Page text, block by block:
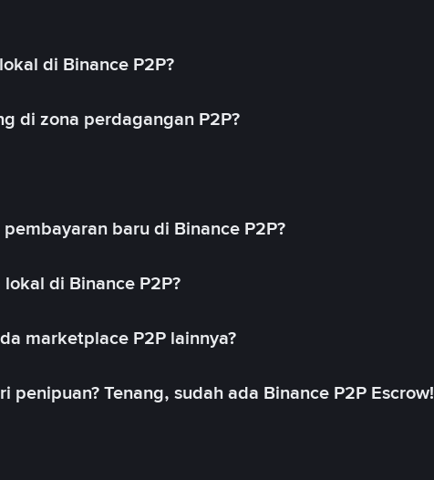
di Binance P2P?
di zona perdagangan P2P?
baru di Binance P2P?
di Binance P2P?
marketplace P2P lainnya?
Tenang, sudah ada Binance P2P Escrow!